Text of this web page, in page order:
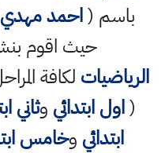
باسم (احمد مهدي
حيث اقوم
الرياضيات لكافة
(اول ابتدائي وثاني
ابتدائي وخامس